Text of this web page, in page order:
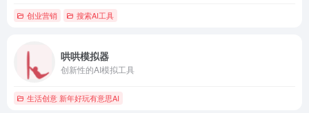
创业营销 搜索AI工具
哄哄模拟器
创新性的AI模拟工具
生活创意 新年好玩有意思AI